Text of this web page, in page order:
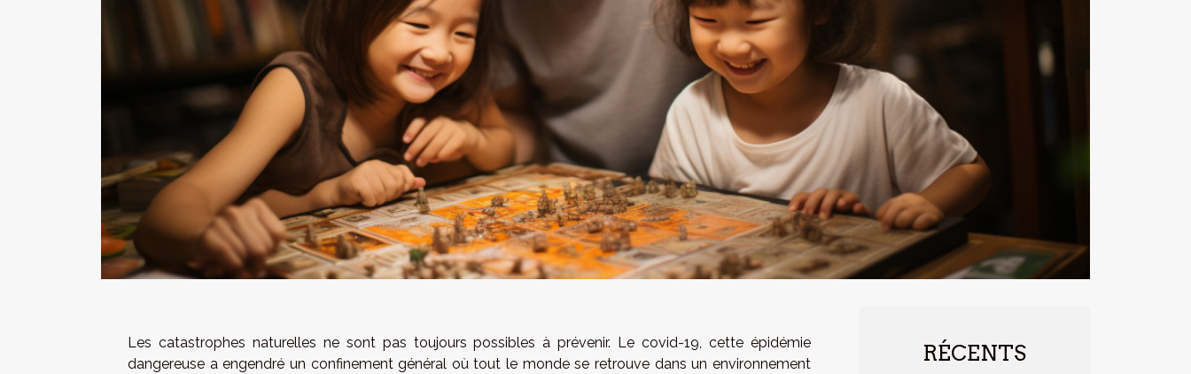
Les catastrophes naturelles ne sont pas toujours possibles à prévenir. Le covid-19, cette épidémie
dangereuse a engendré un confinement général où tout le monde se retrouve dans un environnement
RÉCENTS